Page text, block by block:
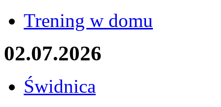
Trening w domu
02.07.2026
Świdnica